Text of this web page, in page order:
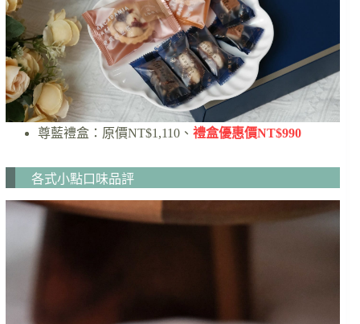
尊藍禮盒：原價NT$1,110、 禮盒優惠價NT$990
各式小點口味品評